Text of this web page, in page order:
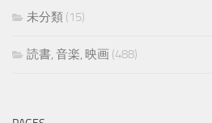
未分類 (15)
読書, 音楽, 映画 (488)